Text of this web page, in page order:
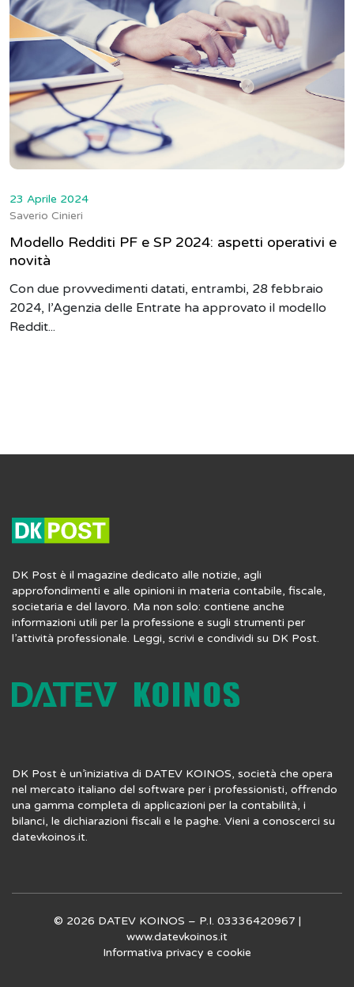
23 Aprile 2024
Saverio Cinieri
Modello Redditi PF e SP 2024: aspetti operativi e
novità
Con due provvedimenti datati, entrambi, 28 febbraio
2024, l’Agenzia delle Entrate ha approvato il modello
Reddit...
DK Post è il magazine dedicato alle notizie, agli
approfondimenti e alle opinioni in materia contabile, fiscale,
societaria e del lavoro. Ma non solo: contiene anche
informazioni utili per la professione e sugli strumenti per
l’attività professionale. Leggi, scrivi e condividi su DK Post.
DK Post è un’iniziativa di DATEV KOINOS, società che opera
nel mercato italiano del software per i professionisti, offrendo
una gamma completa di applicazioni per la contabilità, i
bilanci, le dichiarazioni fiscali e le paghe. Vieni a conoscerci su
datevkoinos.it.
© 2026 DATEV KOINOS – P.I. 03336420967 |
www.datevkoinos.it
Informativa privacy e cookie